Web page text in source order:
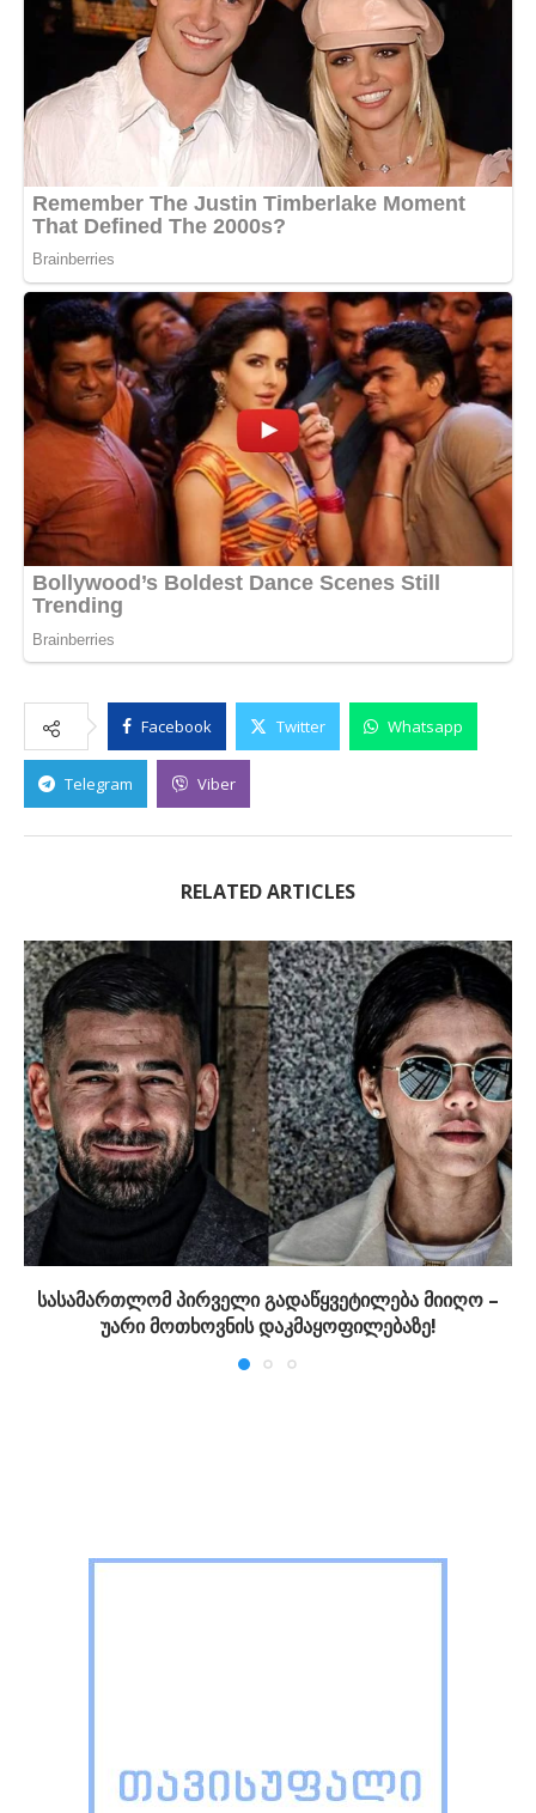
Facebook Twitter Whatsapp
Telegram Viber
RELATED ARTICLES
სასამართლომ პირველი გადაწყვეტილება მიიღო –
უარი მოთხოვნის დაკმაყოფილებაზე!